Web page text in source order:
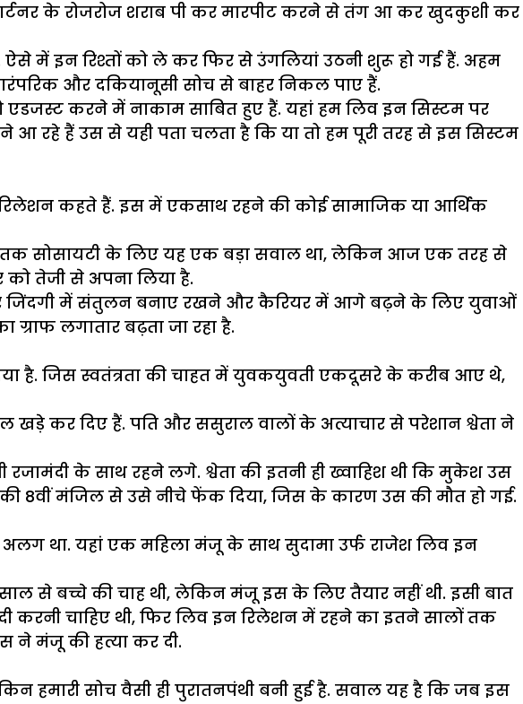
के रोजरोज शराब पी कर मारपीट करने से तंग आ कर खुदकुशी कर
में इन रिश्तों को ले कर फिर से उंगलियां उठनी शुरू हो गई हैं. अहम
और दकियानूसी सोच से बाहर निकल पाए हैं.
करने में नाकाम साबित हुए हैं. यहां हम लिव इन सिस्टम पर
रहे हैं उस से यही पता चलता है कि या तो हम पूरी तरह से इस सिस्टम
कहते हैं. इस में एकसाथ रहने की कोई सामाजिक या आर्थिक
सोसायटी के लिए यह एक बड़ा सवाल था, लेकिन आज एक तरह से
तेजी से अपना लिया है.
जिंदगी में संतुलन बनाए रखने और कैरियर में आगे बढ़ने के लिए युवाओं
लगातार बढ़ता जा रहा है.
है. जिस स्वतंत्रता की चाहत में युवकयुवती एकदूसरे के करीब आए थे,
खड़े कर दिए हैं. पति और ससुराल वालों के अत्याचार से परेशान श्वेता ने
के साथ रहने लगे. श्वेता की इतनी ही ख्वाहिश थी कि मुकेश उस
8वीं मंजिल से उसे नीचे फेंक दिया, जिस के कारण उस की मौत हो गई.
था. यहां एक महिला मंजू के साथ सुदामा उर्फ राजेश लिव इन
से बच्चे की चाह थी, लेकिन मंजू इस के लिए तैयार नहीं थी. इसी बात
करनी चाहिए थी, फिर लिव इन रिलेशन में रहने का इतने सालों तक
ने मंजू की हत्या कर दी.
हमारी सोच वैसी ही पुरातनपंथी बनी हुई है. सवाल यह है कि जब इस